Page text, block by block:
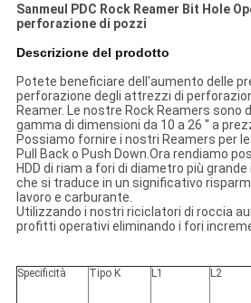
Sanmeul PDC Rock Reamer Bit Hole
perforazione di pozzi
Descrizione del prodotto
Potete beneficiare dell'aumento delle
perforazione degli attrezzi di
Reamer. Le nostre Rock Reamers sono
gamma di dimensioni da 10 a 26 ′′ a
Possiamo fornire i nostri Reamers per
Pull Back o Push Down.Ora rendiamo
HDD di riam a fori di diametro più
che si traduce in un significativo
lavoro e carburante.
Utilizzando i nostri riciclatori di roccia
profitti operativi eliminando i fori
Specificità Tipo K L1 L2